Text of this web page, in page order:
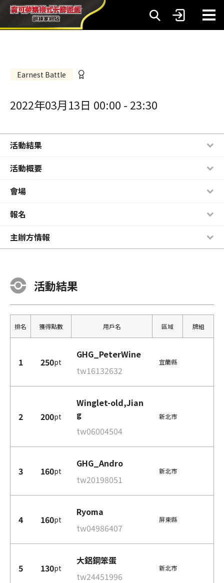
Earnest Battle
2022年03月13日 00:00 - 23:30
活動結果
活動概要
會場
報名
主辦方情報
活動結果
排名 獲得點數 用戶名 區域 牌組
1 250pt
GHG_PeterWine
tw16132632
宜蘭縣
2 200pt
Winglet-old,Jian
g
tw06004504
新北市
3 160pt
GHG_Andro
tw20198051
新北市
4 160pt
Ryoma
tw04986407
屏東縣
5 130pt
大鋁鋼笨蛋
tw24451996
新北市